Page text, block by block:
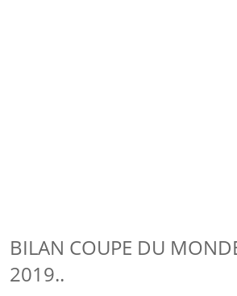
BILAN COUPE DU
2019..